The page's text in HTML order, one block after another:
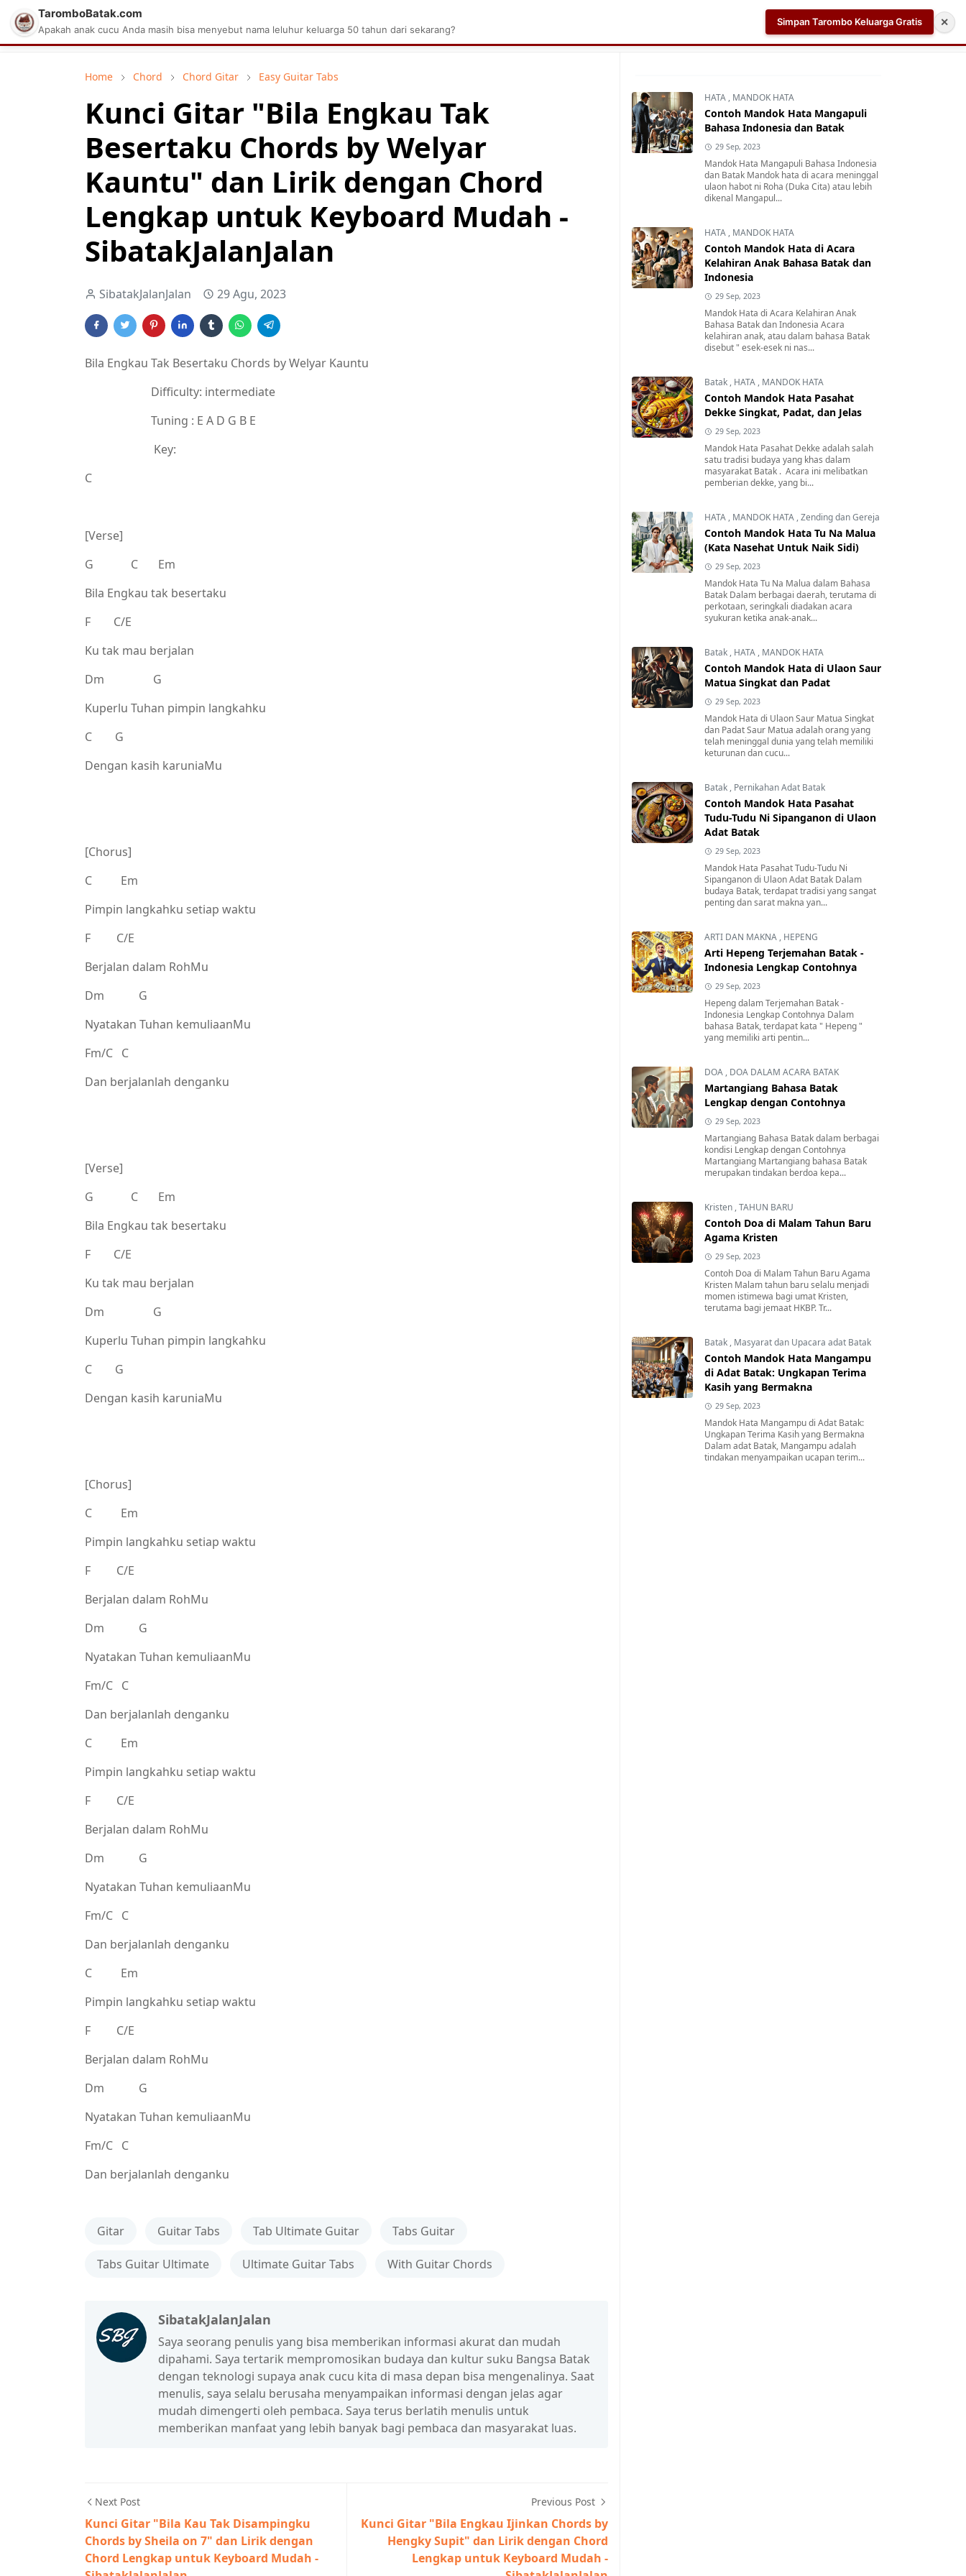
Matius Celcius Sinaga Aplikasi Pabrik Kelapa Sawit Tarombo Batak Aplikasi AI Teleprompter dan Pembuat Skrip Video
Home Chord Chord Gitar Easy Guitar Tabs
Kunci Gitar "Bila Engkau Tak
Besertaku Chords by Welyar
Kauntu" dan Lirik dengan Chord
Lengkap untuk Keyboard Mudah -
SibatakJalanJalan
SibatakJalanJalan 29 Agu, 2023
Bila Engkau Tak Besertaku Chords by Welyar Kauntu
Difficulty: intermediate
Tuning : E A D G B E
Key:
C
[Verse]
G C Em
Bila Engkau tak besertaku
F C/E
Ku tak mau berjalan
Dm G
Kuperlu Tuhan pimpin langkahku
C G
Dengan kasih karuniaMu
[Chorus]
C Em
Pimpin langkahku setiap waktu
F C/E
Berjalan dalam RohMu
Dm G
Nyatakan Tuhan kemuliaanMu
Fm/C C
Dan berjalanlah denganku
[Verse]
G C Em
Bila Engkau tak besertaku
F C/E
Ku tak mau berjalan
Dm G
Kuperlu Tuhan pimpin langkahku
C G
Dengan kasih karuniaMu
[Chorus]
C Em
Pimpin langkahku setiap waktu
F C/E
Berjalan dalam RohMu
Dm G
Nyatakan Tuhan kemuliaanMu
Fm/C C
Dan berjalanlah denganku
C Em
Pimpin langkahku setiap waktu
F C/E
Berjalan dalam RohMu
Dm G
Nyatakan Tuhan kemuliaanMu
Fm/C C
Dan berjalanlah denganku
C Em
Pimpin langkahku setiap waktu
F C/E
Berjalan dalam RohMu
Dm G
Nyatakan Tuhan kemuliaanMu
Fm/C C
Dan berjalanlah denganku
Gitar Guitar Tabs Tab Ultimate Guitar Tabs Guitar
Tabs Guitar Ultimate Ultimate Guitar Tabs With Guitar Chords
SibatakJalanJalan
Saya seorang penulis yang bisa memberikan informasi akurat dan mudah
dipahami. Saya tertarik mempromosikan budaya dan kultur suku Bangsa Batak
dengan teknologi supaya anak cucu kita di masa depan bisa mengenalinya. Saat
menulis, saya selalu berusaha menyampaikan informasi dengan jelas agar
mudah dimengerti oleh pembaca. Saya terus berlatih menulis untuk
memberikan manfaat yang lebih banyak bagi pembaca dan masyarakat luas.
Next Post
Kunci Gitar "Bila Kau Tak Disampingku
Chords by Sheila on 7" dan Lirik dengan
Chord Lengkap untuk Keyboard Mudah -
Previous Post
Kunci Gitar "Bila Engkau Ijinkan Chords by
Hengky Supit" dan Lirik dengan Chord
Lengkap untuk Keyboard Mudah -
HATA , MANDOK HATA
Contoh Mandok Hata Mangapuli
Bahasa Indonesia dan Batak
29 Sep, 2023
Mandok Hata Mangapuli Bahasa Indonesia
dan Batak Mandok hata di acara meninggal
ulaon habot ni Roha (Duka Cita) atau lebih
dikenal Mangapul...
HATA , MANDOK HATA
Contoh Mandok Hata di Acara
Kelahiran Anak Bahasa Batak dan
Indonesia
29 Sep, 2023
Mandok Hata di Acara Kelahiran Anak
Bahasa Batak dan Indonesia Acara
kelahiran anak, atau dalam bahasa Batak
disebut " esek-esek ni nas...
Batak , HATA , MANDOK HATA
Contoh Mandok Hata Pasahat
Dekke Singkat, Padat, dan Jelas
29 Sep, 2023
Mandok Hata Pasahat Dekke adalah salah
satu tradisi budaya yang khas dalam
masyarakat Batak . Acara ini melibatkan
pemberian dekke, yang bi...
HATA , MANDOK HATA ,Zending dan Gereja
Contoh Mandok Hata Tu Na Malua
(Kata Nasehat Untuk Naik Sidi)
29 Sep, 2023
Mandok Hata Tu Na Malua dalam Bahasa
Batak Dalam berbagai daerah, terutama di
perkotaan, seringkali diadakan acara
syukuran ketika anak-anak...
Batak , HATA , MANDOK HATA
Contoh Mandok Hata di Ulaon Saur
Matua Singkat dan Padat
29 Sep, 2023
Mandok Hata di Ulaon Saur Matua Singkat
dan Padat Saur Matua adalah orang yang
telah meninggal dunia yang telah memiliki
keturunan dan cucu...
Batak , Pernikahan Adat Batak
Contoh Mandok Hata Pasahat
Tudu-Tudu Ni Sipanganon di Ulaon
Adat Batak
29 Sep, 2023
Mandok Hata Pasahat Tudu-Tudu Ni
Sipanganon di Ulaon Adat Batak Dalam
budaya Batak, terdapat tradisi yang sangat
penting dan sarat makna yan...
ARTI DAN MAKNA , HEPENG
Arti Hepeng Terjemahan Batak -
Indonesia Lengkap Contohnya
29 Sep, 2023
Hepeng dalam Terjemahan Batak -
Indonesia Lengkap Contohnya Dalam
bahasa Batak, terdapat kata " Hepeng "
yang memiliki arti pentin...
DOA , DOA DALAM ACARA BATAK
Martangiang Bahasa Batak
Lengkap dengan Contohnya
29 Sep, 2023
Martangiang Bahasa Batak dalam berbagai
kondisi Lengkap dengan Contohnya
Martangiang Martangiang bahasa Batak
merupakan tindakan berdoa kepa...
Kristen ,TAHUN BARU
Contoh Doa di Malam Tahun Baru
Agama Kristen
29 Sep, 2023
Contoh Doa di Malam Tahun Baru Agama
Kristen Malam tahun baru selalu menjadi
momen istimewa bagi umat Kristen,
terutama bagi jemaat HKBP. Tr...
Batak , Masyarat dan Upacara adat Batak
Contoh Mandok Hata Mangampu
di Adat Batak: Ungkapan Terima
Kasih yang Bermakna
29 Sep, 2023
Mandok Hata Mangampu di Adat Batak:
Ungkapan Terima Kasih yang Bermakna
Dalam adat Batak, Mangampu adalah
tindakan menyampaikan ucapan terim...
TaromboBatak.com
Apakah anak cucu Anda masih bisa menyebut nama leluhur keluarga 50 tahun dari sekarang?
Simpan Tarombo Keluarga Gratis ✕